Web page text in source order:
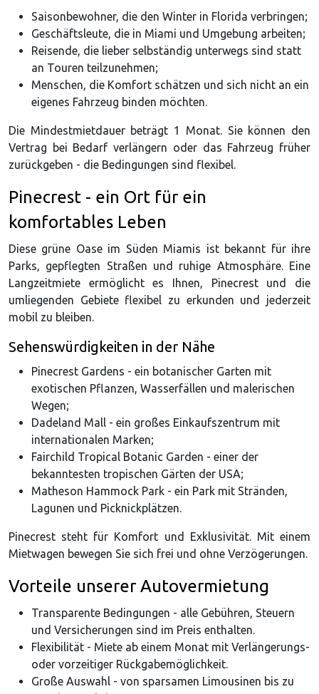
Saisonbewohner, die den Winter in Florida verbringen;
Geschäftsleute, die in Miami und Umgebung arbeiten;
Reisende, die lieber selbständig unterwegs sind statt
an Touren teilzunehmen;
Menschen, die Komfort schätzen und sich nicht an ein
eigenes Fahrzeug binden möchten.
Die Mindestmietdauer beträgt 1 Monat. Sie können den
Vertrag bei Bedarf verlängern oder das Fahrzeug früher
zurückgeben - die Bedingungen sind flexibel.
Pinecrest - ein Ort für ein
komfortables Leben
Diese grüne Oase im Süden Miamis ist bekannt für ihre
Parks, gepflegten Straßen und ruhige Atmosphäre. Eine
Langzeitmiete ermöglicht es Ihnen, Pinecrest und die
umliegenden Gebiete flexibel zu erkunden und jederzeit
mobil zu bleiben.
Sehenswürdigkeiten in der Nähe
Pinecrest Gardens - ein botanischer Garten mit
exotischen Pflanzen, Wasserfällen und malerischen
Wegen;
Dadeland Mall - ein großes Einkaufszentrum mit
internationalen Marken;
Fairchild Tropical Botanic Garden - einer der
bekanntesten tropischen Gärten der USA;
Matheson Hammock Park - ein Park mit Stränden,
Lagunen und Picknickplätzen.
Pinecrest steht für Komfort und Exklusivität. Mit einem
Mietwagen bewegen Sie sich frei und ohne Verzögerungen.
Vorteile unserer Autovermietung
Transparente Bedingungen - alle Gebühren, Steuern
und Versicherungen sind im Preis enthalten.
Flexibilität - Miete ab einem Monat mit Verlängerungs-
oder vorzeitiger Rückgabemöglichkeit.
Große Auswahl - von sparsamen Limousinen bis zu